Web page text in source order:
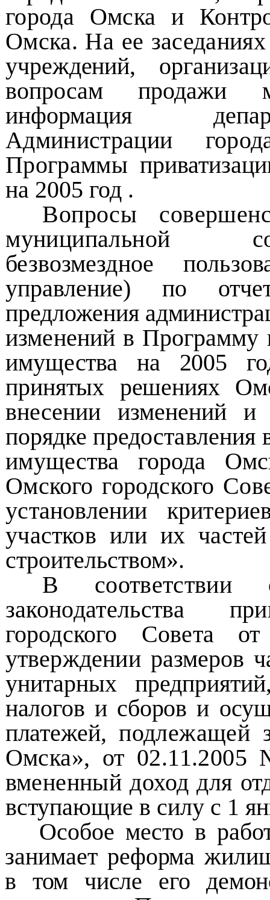
города Омска и
Омска. На ее
учреждений,
вопросам продажи
информация
Администрации
Программы
на 2005 год .
Вопросы
муниципальной
безвозмездное
управление) по
предложения
изменений в Программу
имущества на 2005
принятых решениях
внесении изменений
порядкепредоставления
имущества города
Омского городского
установлении
участков или их
строительством».
В соответствии
законодательства
городского
утвержденииразмеров
унитарных
налогов и сборов и
платежей,подлежащей
Омска», от
вмененный доход для
вступающие в силу с 1
Особое место в
занимает реформа
в том числе его